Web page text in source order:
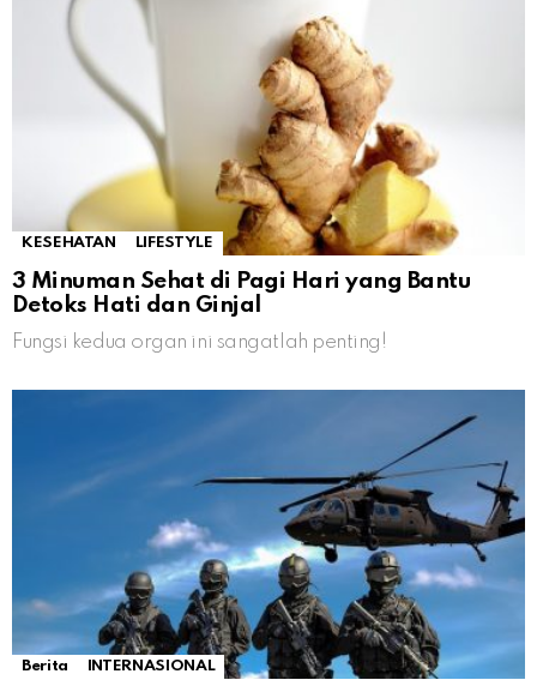
KESEHATAN LIFESTYLE
3 Minuman Sehat di Pagi Hari yang Bantu
Detoks Hati dan Ginjal
Fungsi kedua organ ini sangatlah penting!
Berita INTERNASIONAL